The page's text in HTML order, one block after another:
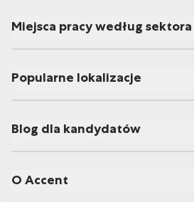
Miejsca pracy według sektora
Popularne lokalizacje
Blog dla kandydatów
O Accent